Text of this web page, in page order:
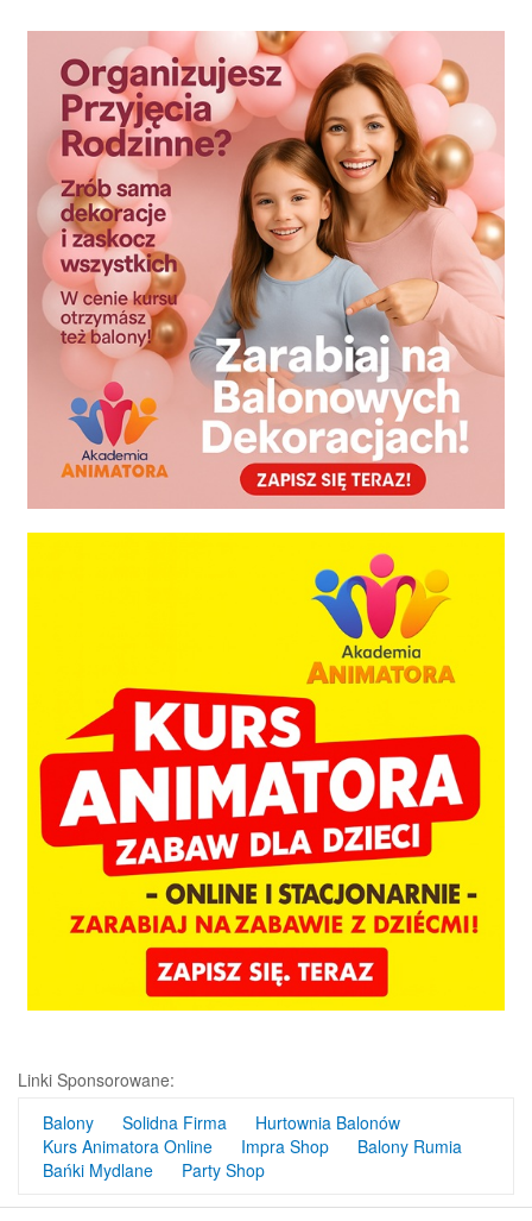
Linki Sponsorowane:
Balony
Solidna Firma
Hurtownia Balonów
Kurs Animatora Online
Impra Shop
Balony Rumia
Bańki Mydlane
Party Shop